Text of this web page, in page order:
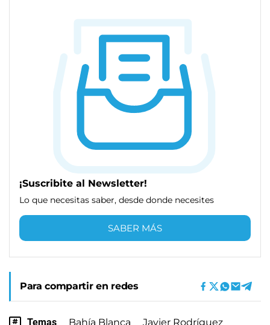
¡Suscribite al Newsletter!
Lo que necesitas saber, desde donde necesites
SABER MÁS
Para compartir en redes
Temas Bahía Blanca Javier Rodríguez